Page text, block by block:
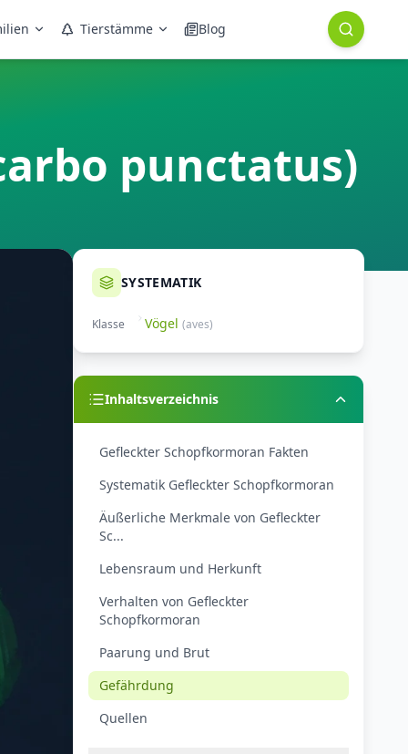
Tierstämme Blog
punctatus)
SYSTEMATIK
Klasse Vögel (aves)
Inhaltsverzeichnis
Gefleckter Schopfkormoran Fakten
Systematik Gefleckter Schopfkormoran
Äußerliche Merkmale von Gefleckter
Sc...
Lebensraum und Herkunft
Verhalten von Gefleckter
Schopfkormoran
Paarung und Brut
Gefährdung
Quellen